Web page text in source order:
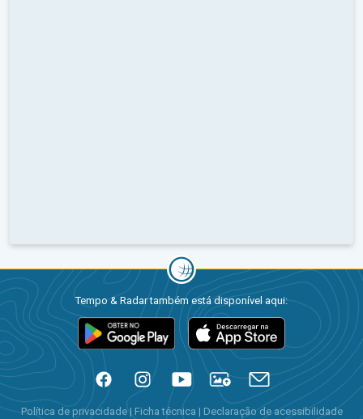
Tempo & Radar também está disponível aqui:
Política de privacidade| Ficha técnica | Declaração de acessibilidade